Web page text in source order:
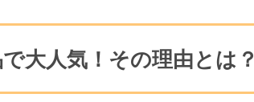
大人気！その理由とは？